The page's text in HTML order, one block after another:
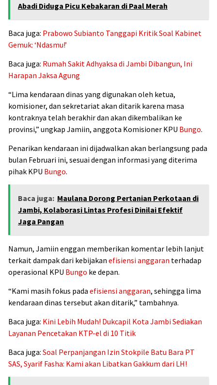
Abadi Diduga Picu Kebakaran di Paal Merah
Baca juga: Prabowo Subianto Tanggapi Kritik Soal Kabinet
Gemuk: ‘Ndasmu!’
Baca juga: Rumah Sakit Adhyaksa di Jambi Dibangun, Ini
Harapan Jaksa Agung
“Lima kendaraan dinas yang digunakan oleh ketua,
komisioner, dan sekretariat akan ditarik karena masa
kontraknya telah berakhir dan akan dikembalikan ke
provinsi,” ungkap Jamiin, anggota Komisioner KPU Bungo.
Penarikan kendaraan ini dijadwalkan akan berlangsung pada
bulan Februari ini, sesuai dengan informasi yang diterima
pihak KPU Bungo.
Baca juga: Maulana Dorong Pertanian Perkotaan di
Jambi, Kolaborasi Lintas Profesi Dinilai Efektif
Jaga Pangan
Namun, Jamiin enggan memberikan komentar lebih lanjut
terkait dampak dari kebijakan efisiensi anggaran terhadap
operasional KPU Bungo ke depan.
“Kami masih fokus pada efisiensi anggaran, sehingga lima
kendaraan dinas tersebut akan ditarik,” tambahnya.
Baca juga: Kini Lebih Mudah! Dukcapil Kota Jambi Sediakan
Layanan Pencetakan KTP-el di 10 Titik
Baca juga: Soal Perpanjangan Izin Stokpile Batu Bara PT
SAS, Syarif Fasha: Kami akan Libatkan Gakkum dari LH!